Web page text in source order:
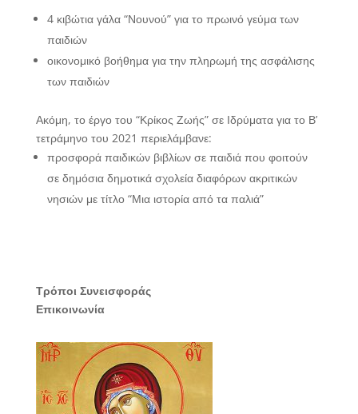
4 κιβώτια γάλα “Νουνού” για το πρωινό γεύμα των
παιδιών
οικονομικό βοήθημα για την πληρωμή της ασφάλισης
των παιδιών
Ακόμη, το έργο του “Κρίκος Ζωής” σε Ιδρύματα για το Β’
τετράμηνο του 2021 περιελάμβανε:
προσφορά παιδικών βιβλίων σε παιδιά που φοιτούν
σε δημόσια δημοτικά σχολεία διαφόρων ακριτικών
νησιών με τίτλο “Μια ιστορία από τα παλιά”
Τρόποι Συνεισφοράς
Επικοινωνία